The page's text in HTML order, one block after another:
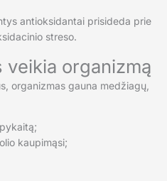
antioksidantai prisideda prie
streso.
veikia organizmą
organizmas gauna medžiagų,
kaupimąsi;